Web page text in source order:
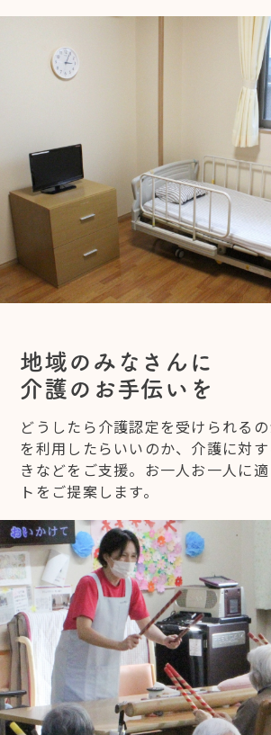
地域のみなさんに
介護のお手伝いを
どうしたら介護認定を受けられる
を利用したらいいのか、介護に対
きなどをご支援。お一人お一人に
トをご提案します。